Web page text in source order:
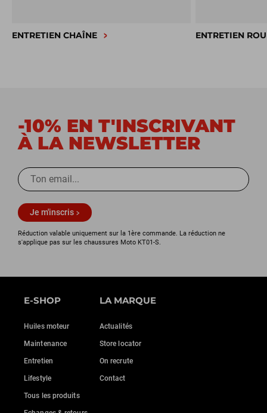
ENTRETIEN CHAÎNE ENTRETIEN
-10% EN T'INSCRIVANT
À LA NEWSLETTER
Je m'inscris
Réduction valable uniquement sur la 1ère commande. La réduction ne
s'applique pas sur les chaussures Moto KT01-S.
E-SHOP
Huiles moteur
Maintenance
Entretien
Lifestyle
Tous les produits
LA MARQUE
Actualités
Store locator
On recrute
Contact